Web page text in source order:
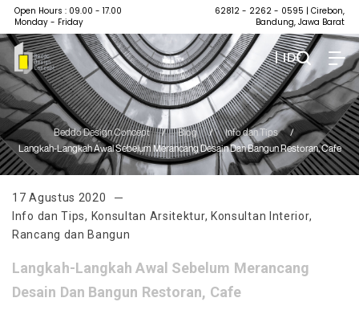
Open Hours : 09.00 - 17.00
Monday - Friday
62812 - 2262 - 0595 | Cirebon,
Bandung, Jawa Barat
| ID
Beddo Design Concept / Blog / Info dan Tips
/
Langkah-Langkah Awal Sebelum Merancang Desain Dan Bangun Restoran, Cafe
17 Agustus 2020
Info dan Tips, Konsultan Arsitektur, Konsultan Interior,
Rancang dan Bangun
Langkah-Langkah Awal Sebelum Merancang
Desain Dan Bangun Restoran, Cafe